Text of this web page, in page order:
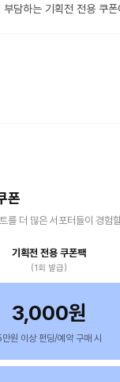
부담하는 기획전 전용 쿠
폰
를 더 많은 서포터들이 경
기획전 전용 쿠폰팩
(1회 발급)
3,000원
원 이상 펀딩/예약 구매 시